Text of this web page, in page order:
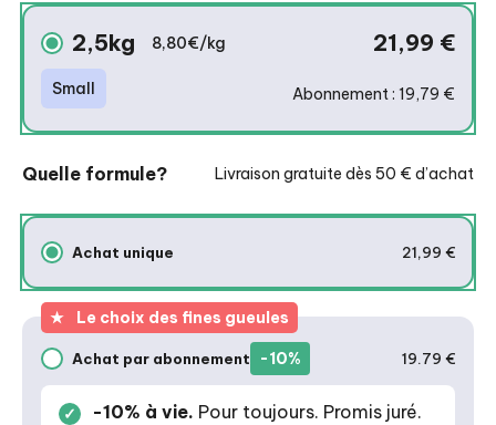
2,5kg 8,80€/kg 21,99 €
Small Abonnement : 19,79 €
Quelle formule? Livraison gratuite dès 50 € d’achat
Achat unique
Achat unique 21,99 €
★ Le choix des fines gueules
Achat par abonnement
Achat par abonnement -10% 19.79 €
-10% à vie. Pour toujours. Promis juré.